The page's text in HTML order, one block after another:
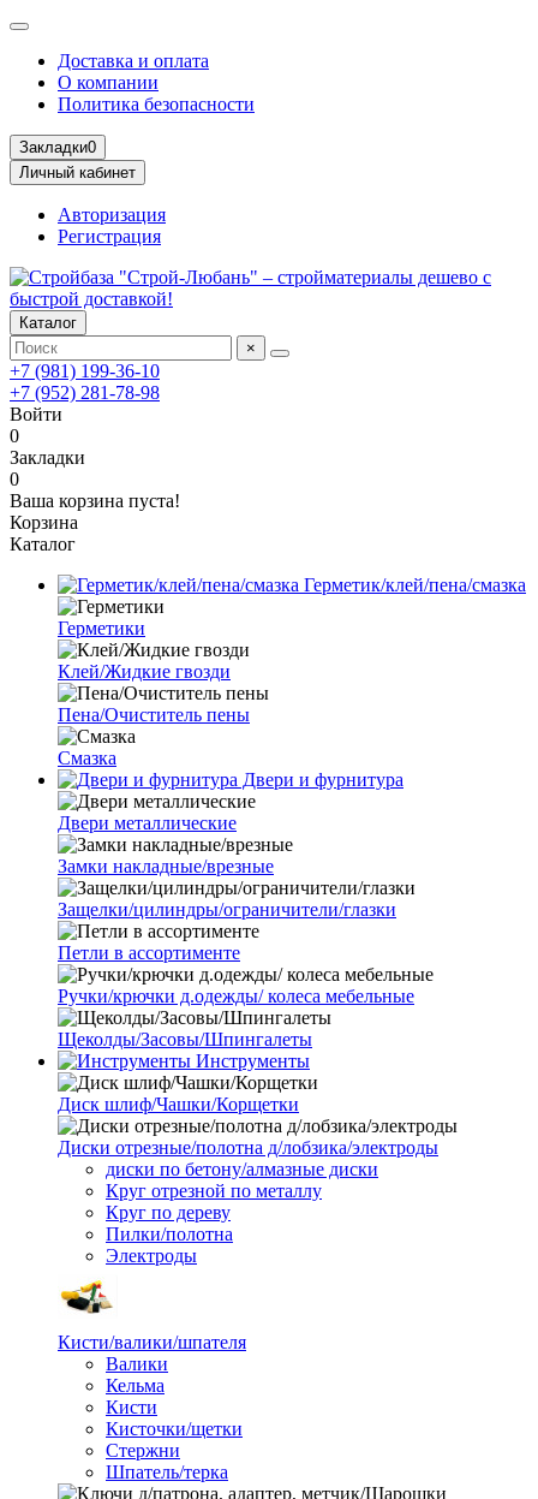
Доставка и оплата
О компании
Политика безопасности
Закладки0
Личный кабинет
Авторизация
Регистрация
Каталог
×
+7 (981) 199-36-10
+7 (952) 281-78-98
Войти
0
Закладки
0
Ваша корзина пуста!
Корзина
Каталог
Герметик/клей/пена/смазка
Герметики
Клей/Жидкие гвозди
Пена/Очиститель пены
Смазка
Двери и фурнитура
Двери металлические
Замки накладные/врезные
Защелки/цилиндры/ограничители/глазки
Петли в ассортименте
Ручки/крючки д.одежды/ колеса мебельные
Щеколды/Засовы/Шпингалеты
Инструменты
Диск шлиф/Чашки/Корщетки
Диски отрезные/полотна д/лобзика/электроды
диски по бетону/алмазные диски
Круг отрезной по металлу
Круг по дереву
Пилки/полотна
Электроды
Кисти/валики/шпателя
Валики
Кельма
Кисти
Кисточки/щетки
Стержни
Шпатель/терка